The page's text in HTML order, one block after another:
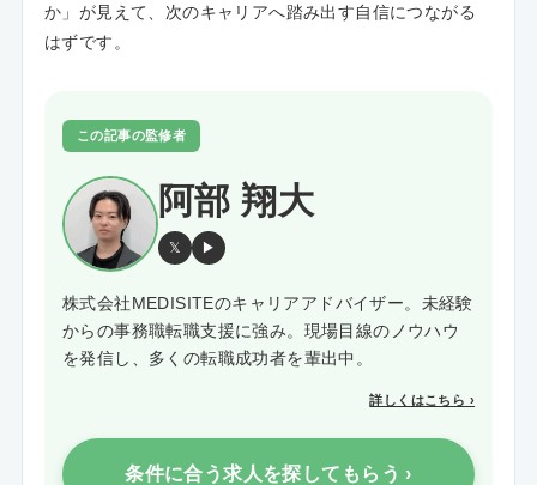
か」が見えて、次のキャリアへ踏み出す自信につながる
はずです。
この記事の監修者
阿部 翔大
𝕏 ▶
株式会社MEDISITEのキャリアアドバイザー。未経験
からの事務職転職支援に強み。現場目線のノウハウ
を発信し、多くの転職成功者を輩出中。
詳しくはこちら ›
条件に合う求人を探してもらう ›